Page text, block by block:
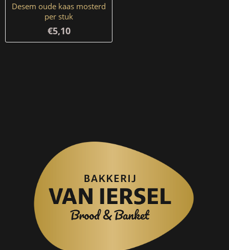
Desem oude kaas mosterd
per stuk
€5,10